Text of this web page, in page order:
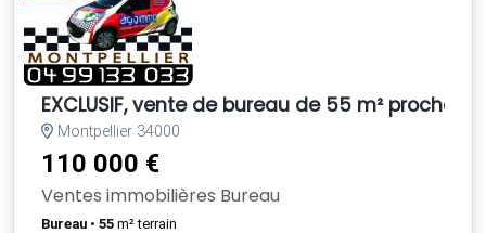
EXCLUSIF, vente de bureau de 55 m² proche
Montpellier 34000
110 000 €
Ventes immobilières Bureau
Bureau • 55 m² terrain